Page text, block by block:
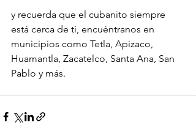
y recuerda que el cubanito siempre
está cerca de ti, encuéntranos en
municipios como Tetla, Apizaco,
Huamantla, Zacatelco, Santa Ana, San
Pablo y más.